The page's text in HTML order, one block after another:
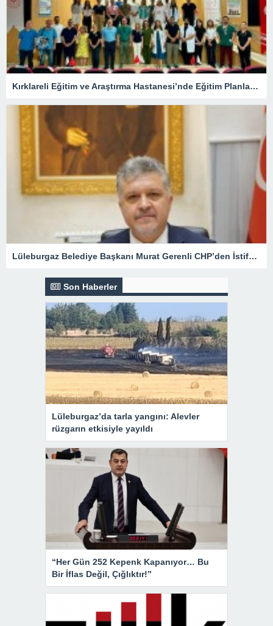
Kırklareli Eğitim ve Araştırma Hastanesi’nde Eğitim Planlaması Masaya Yatırıldı
Lüleburgaz Belediye Başkanı Murat Gerenli CHP’den İstifa Etti
Son Haberler
Lüleburgaz’da tarla yangını: Alevler
rüzgarın etkisiyle yayıldı
“Her Gün 252 Kepenk Kapanıyor… Bu
Bir İflas Değil, Çığlıktır!”